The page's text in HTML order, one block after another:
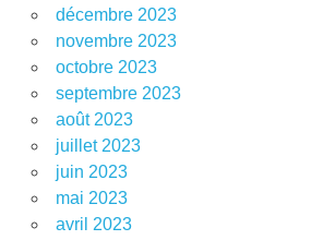
décembre 2023
novembre 2023
octobre 2023
septembre 2023
août 2023
juillet 2023
juin 2023
mai 2023
avril 2023